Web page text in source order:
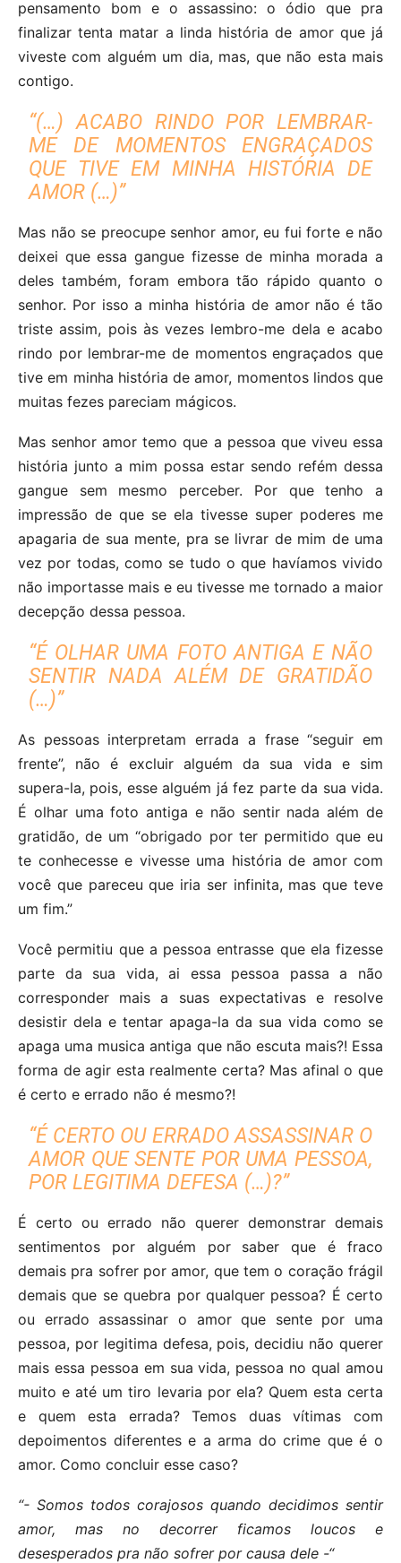
pensamento bom e o assassino: o ódio que pra
finalizar tenta matar a linda história de amor que já
viveste com alguém um dia, mas, que não esta mais
contigo.
“(…) ACABO RINDO POR LEMBRAR-
ME DE MOMENTOS ENGRAÇADOS
QUE TIVE EM MINHA HISTÓRIA DE
AMOR (…)”
Mas não se preocupe senhor amor, eu fui forte e não
deixei que essa gangue fizesse de minha morada a
deles também, foram embora tão rápido quanto o
senhor. Por isso a minha história de amor não é tão
triste assim, pois às vezes lembro-me dela e acabo
rindo por lembrar-me de momentos engraçados que
tive em minha história de amor, momentos lindos que
muitas fezes pareciam mágicos.
Mas senhor amor temo que a pessoa que viveu essa
história junto a mim possa estar sendo refém dessa
gangue sem mesmo perceber. Por que tenho a
impressão de que se ela tivesse super poderes me
apagaria de sua mente, pra se livrar de mim de uma
vez por todas, como se tudo o que havíamos vivido
não importasse mais e eu tivesse me tornado a maior
decepção dessa pessoa.
“É OLHAR UMA FOTO ANTIGA E NÃO
SENTIR NADA ALÉM DE GRATIDÃO
(…)”
As pessoas interpretam errada a frase “seguir em
frente”, não é excluir alguém da sua vida e sim
supera-la, pois, esse alguém já fez parte da sua vida.
É olhar uma foto antiga e não sentir nada além de
gratidão, de um “obrigado por ter permitido que eu
te conhecesse e vivesse uma história de amor com
você que pareceu que iria ser infinita, mas que teve
um fim.”
Você permitiu que a pessoa entrasse que ela fizesse
parte da sua vida, ai essa pessoa passa a não
corresponder mais a suas expectativas e resolve
desistir dela e tentar apaga-la da sua vida como se
apaga uma musica antiga que não escuta mais?! Essa
forma de agir esta realmente certa? Mas afinal o que
é certo e errado não é mesmo?!
“É CERTO OU ERRADO ASSASSINAR O
AMOR QUE SENTE POR UMA PESSOA,
POR LEGITIMA DEFESA (…)?”
É certo ou errado não querer demonstrar demais
sentimentos por alguém por saber que é fraco
demais pra sofrer por amor, que tem o coração frágil
demais que se quebra por qualquer pessoa? É certo
ou errado assassinar o amor que sente por uma
pessoa, por legitima defesa, pois, decidiu não querer
mais essa pessoa em sua vida, pessoa no qual amou
muito e até um tiro levaria por ela? Quem esta certa
e quem esta errada? Temos duas vítimas com
depoimentos diferentes e a arma do crime que é o
amor. Como concluir esse caso?
“- Somos todos corajosos quando decidimos sentir
amor, mas no decorrer ficamos loucos e
desesperados pra não sofrer por causa dele -“